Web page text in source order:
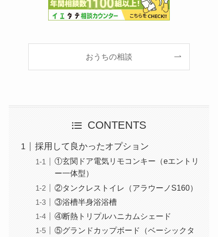
おうちの相談
CONTENTS
採用して良かったオプション
①玄関ドア電気リモコンキー（eエントリ
ー一体型）
②タンクレストイレ（アラウーノS160）
③浴槽半身浴浴槽
④断熱トリプルハニカムシェード
⑤グランドカップボード（ベーシックタ